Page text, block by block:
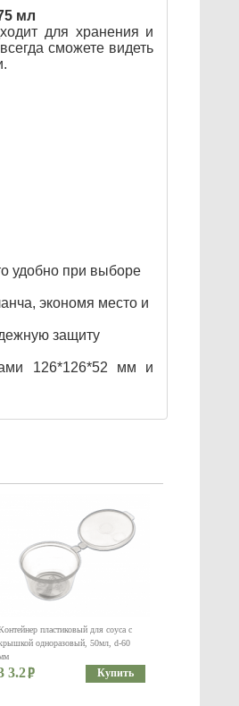
мл
для хранения и
сможете видеть
удобно при выборе
экономя место и
защиту
126*126*52 мм и
пластиковый для соуса с
одноразовый, 50мл, d-60
3.2 Купить